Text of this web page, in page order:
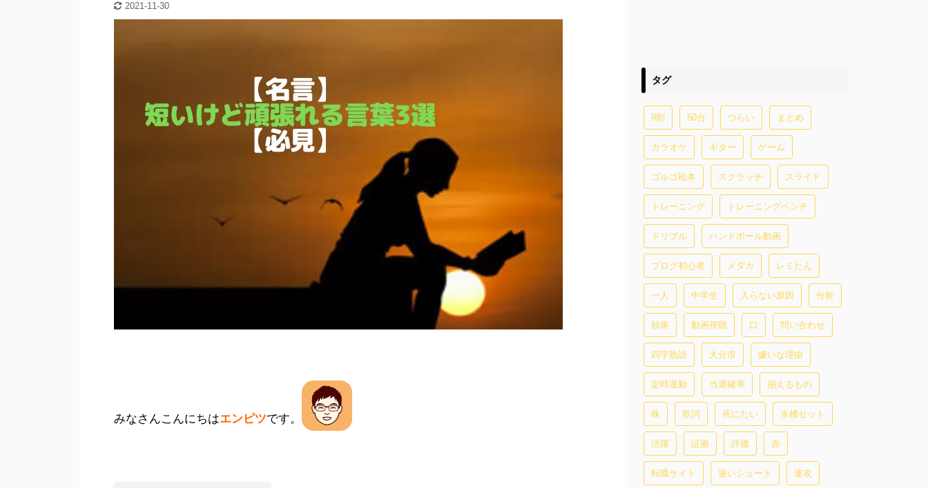
2021-11-30
みなさんこんにちはエンピツです。
タグ
9割 50台 つらい まとめ
カラオケ ギター ゲーム
ゴルゴ松本 スクラッチ スライド
トレーニング トレーニングベンチ
ドリブル ハンドボール動画
ブログ初心者 メダカ レミたん
一人 中学生 入らない原因 分析
効果 動画視聴 口 問い合わせ
四字熟語 大分市 嫌いな理由
定時退勤 当選確率 揃えるもの
株 歌詞 死にたい 水槽セット
活躍 証拠 評価 赤
転職サイト 速いシュート 速攻